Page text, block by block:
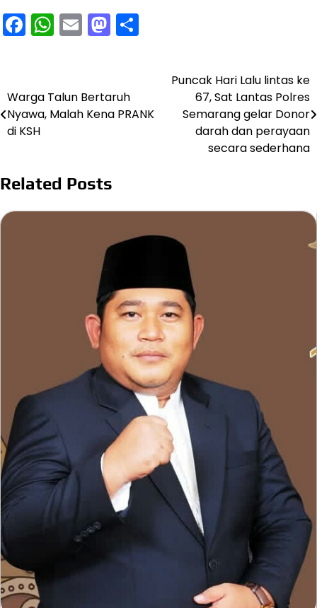
Facebook
WhatsApp
EmailMastodon
pos
Warga Talun Bertaruh
Nyawa, Malah Kena PRANK
di KSH
Puncak Hari Lalu lintas ke
67, Sat Lantas Polres
Semarang gelar Donor
darah dan perayaan
secara sederhana
Related Posts